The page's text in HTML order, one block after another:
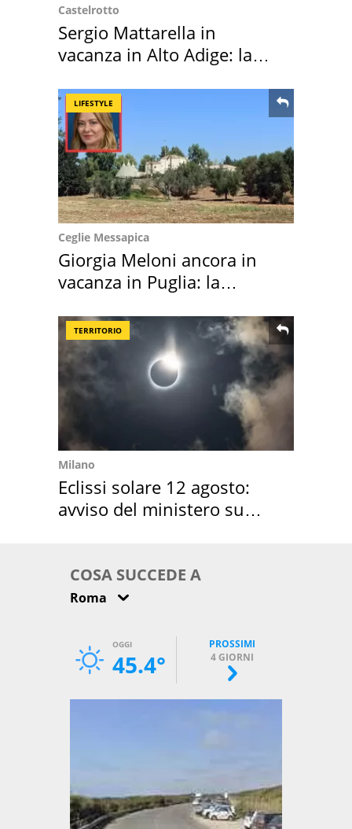
Castelrotto
Sergio Mattarella in
vacanza in Alto Adige: la
LIFESTYLE
Ceglie Messapica
Giorgia Meloni ancora in
vacanza in Puglia: la
TERRITORIO
Milano
Eclissi solare 12 agosto:
avviso del ministero su